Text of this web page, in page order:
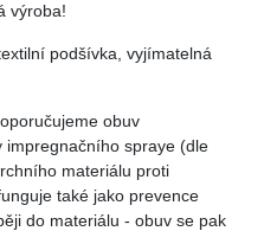
výroba!
podšívka, vyjímatelná
obuv
impregnačního spraye (dle
materiálu proti
také jako prevence
do materiálu - obuv se pak